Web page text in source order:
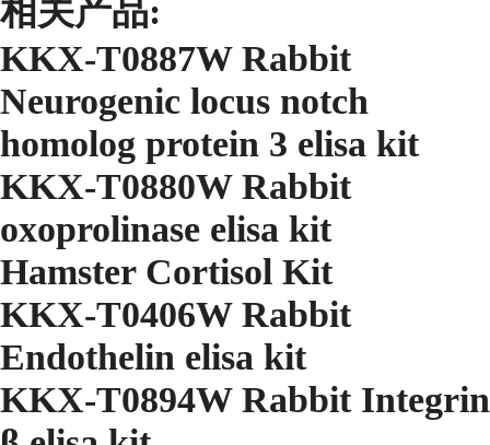
相关产品:
KKX-T0887W Rabbit
Neurogenic locus notch
homolog protein 3 elisa kit
KKX-T0880W Rabbit
oxoprolinase elisa kit
Hamster Cortisol Kit
KKX-T0406W Rabbit
Endothelin elisa kit
KKX-T0894W Rabbit Integrin